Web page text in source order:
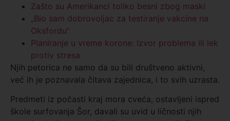
Zašto su Amerikanci toliko besni zbog maski
„Bio sam dobrovoljac za testiranje vakcine na
Oksfordu“
Planiranje u vreme korone: Izvor problema ili lek
protiv stresa
Njih petorica ne samo da su bili društveno aktivni,
već ih je poznavala čitava zajednica, i to svih uzrasta.
Predmeti iz počasti kraj mora cveća, ostavljeni ispred
škole surfovanja Šor, davali su uvid u ličnosti njih